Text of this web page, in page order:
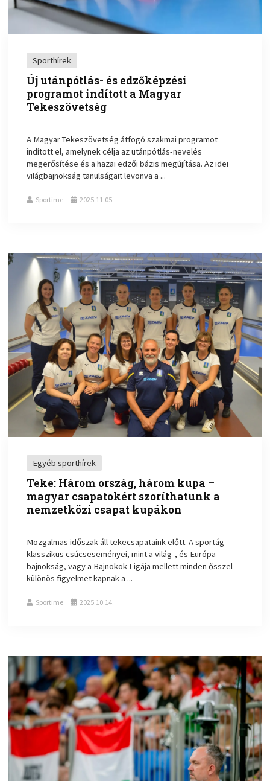
Sporthírek
Új utánpótlás- és edzőképzési
programot indított a Magyar
Tekeszövetség
A Magyar Tekeszövetség átfogó szakmai programot
indított el, amelynek célja az utánpótlás-nevelés
megerősítése és a hazai edzői bázis megújítása. Az idei
világbajnokság tanulságait levonva a ...
Sportime 2025.11.05.
Egyéb sporthírek
Teke: Három ország, három kupa –
magyar csapatokért szoríthatunk a
nemzetközi csapat kupákon
Mozgalmas időszak áll tekecsapataink előtt. A sportág
klasszikus csúcseseményei, mint a világ-, és Európa-
bajnokság, vagy a Bajnokok Ligája mellett minden ősszel
különös figyelmet kapnak a ...
Sportime 2025.10.14.